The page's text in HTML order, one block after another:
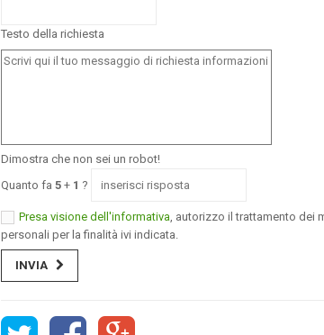
Testo della richiesta
Dimostra che non sei un robot!
Quanto fa 5 + 1 ?
Presa visione dell'informativa , autorizzo il trattamento dei
personali per la finalità ivi indicata.
INVIA